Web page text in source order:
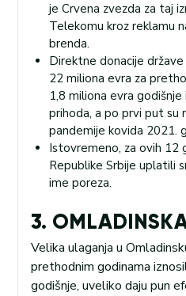
je Crvena zvezda za taj
Telekomu kroz reklamu
brenda.
Direktne donacije
22 miliona evra za
1,8 miliona evra
prihoda, a po prvi put su
pandemije kovida 2021.
Istovremeno, za ovih 12
Republike Srbije uplatili
ime poreza.
3.
Velika ulaganja u
prethodnim godinama
godišnje, uveliko daju pun